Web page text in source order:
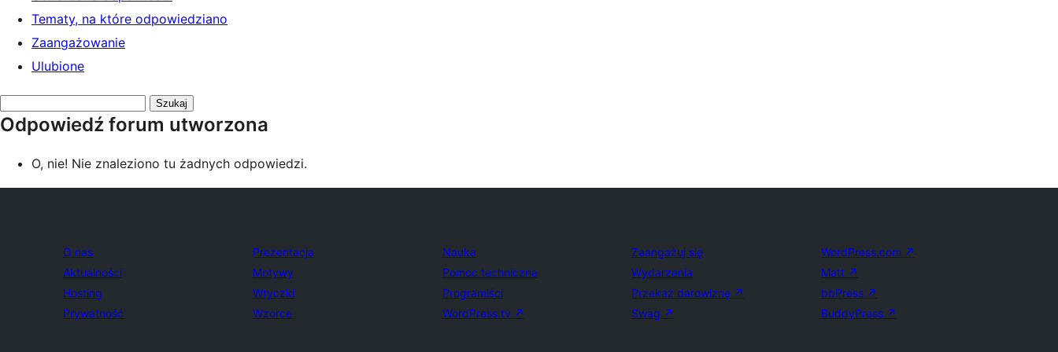
Tematy, na które odpowiedziano
Zaangażowanie
Ulubione
odpowiedzi:
Odpowiedź forum utworzona
O, nie! Nie znaleziono tu żadnych odpowiedzi.
O nas
Aktualności
Hosting
Prywatność
Prezentacja
Motywy
Wtyczki
Wzorce
Nauka
Pomoc techniczna
Programiści
WordPress.tv ↗
Zaangażuj się
Wydarzenia
Przekaż darowiznę ↗
Swag ↗
WordPress.com ↗
Matt ↗
bbPress ↗
BuddyPress ↗